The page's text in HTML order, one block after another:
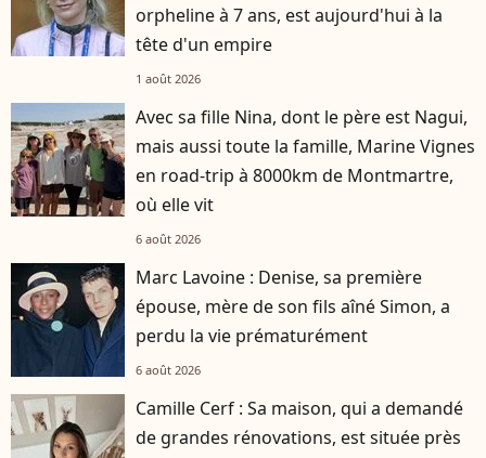
orpheline à 7 ans, est aujourd'hui à la
tête d'un empire
1 août 2026
Avec sa fille Nina, dont le père est Nagui,
mais aussi toute la famille, Marine Vignes
en road-trip à 8000km de Montmartre,
où elle vit
6 août 2026
Marc Lavoine : Denise, sa première
épouse, mère de son fils aîné Simon, a
perdu la vie prématurément
6 août 2026
Camille Cerf : Sa maison, qui a demandé
de grandes rénovations, est située près